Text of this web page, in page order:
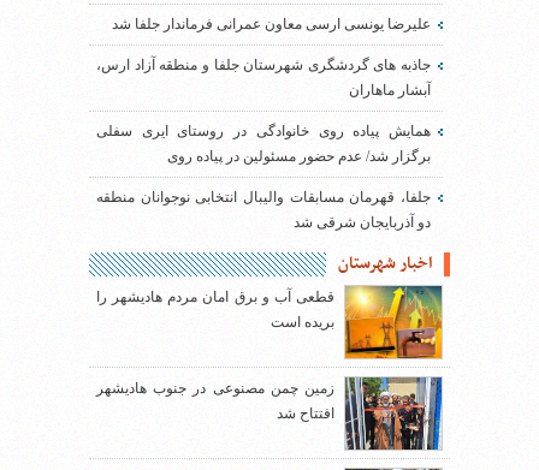
علیرضا یونسی ارسی معاون عمرانی فرماندار جلفا شد
جاذبه های گردشگری شهرستان جلفا و منطقه آزاد ارس،
آبشار ماهاران
همایش پیاده روی خانوادگی در روستای ایری سفلی
برگزار شد/ عدم حضور مسئولین در پیاده روی
جلفا، قهرمان مسابقات والیبال انتخابی نوجوانان منطقه
دو آذربایجان شرقی شد
اخبار شهرستان
قطعی آب و برق امان مردم هادیشهر را
بریده است
زمین چمن مصنوعی در جنوب هادیشهر
افتتاح شد